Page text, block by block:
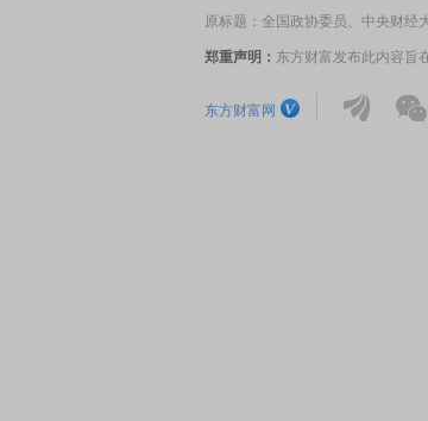
原标题：全国政协委员、中央财经
郑重声明： 东方财富发布此内容旨
东方财富网